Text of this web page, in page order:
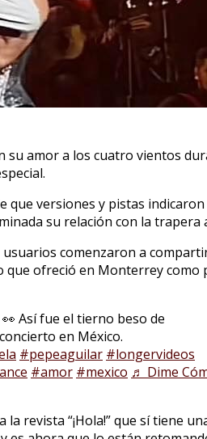
su amor a los cuatro vientos
versiones y pistas
su relación con la
comenzaron a
ofreció en Monterrey
Así fue el tierno beso de
en México.
#pepeaguilar #longervideos
#amor #mexico ♬ Dime
revista “¡Hola!” que sí tiene